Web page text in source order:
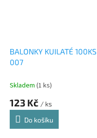
BALONKY KUILATÉ 100KS
007
Skladem (1 ks)
123 Kč / ks
Do košíku